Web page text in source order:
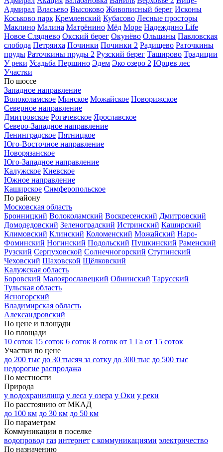
Адмирал Власьево Высоково Живописный берег Исконы
Коськово парк Кремлевский Кубасово Лесные просторы
Маклино Малина Матрёнино Мёд Море Надеждино Life
Новое Сляднево Окский берег Окунёво Ольшаны Павловская
слобода Петряиха Починки Починки 2 Радищево Раточкины
пруды Раточкины пруды 2 Рузский берег Таширово Традиции
У реки Усадьба Першино Эдем Эко озеро 2 Юрцев лес
Участки
По шоссе
Западное направление
Волоколамское Минское Можайское Новорижское
Северное направление
Дмитровское Рогачевское Ярославское
Северо-Западное направление
Ленинградское Пятницкое
Юго-Восточное направление
Новорязанское
Юго-Западное направление
Калужское Киевское
Южное направление
Каширское Симферопольское
По району
Московская область
Бронницкий Волоколамский Воскресенский Дмитровский
Домодедовский Зеленоградский Истринский Каширский
Климовский Клинский Коломенский Можайский Наро-
Фоминский Ногинский Подольский Пушкинский Раменский
Рузский Серпуховской Солнечногорский Ступинский
Чеховский Шаховской Щёлковский
Калужская область
Боровский Малоярославецкий Обнинский Тарусский
Тульская область
Ясногорский
Владимирская область
Александровский
По цене и площади
По площади
10 соток 15 соток 6 соток 8 соток от 1 Га от 15 соток
Участки по цене
до 200 тыс до 30 тысяч за сотку до 300 тыс до 500 тыс
недорогие распродажа
По местности
Природа
у водохранилища у леса у озера у Оки у реки
По расстоянию от МКАД
до 100 км до 30 км до 50 км
По параметрам
Коммуникации в поселке
водопровод газ интернет с коммуникациями электричество
По назначению